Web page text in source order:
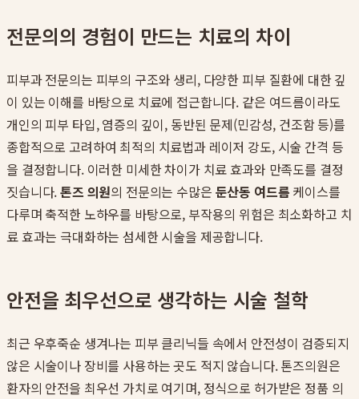
전문의의 경험이 만드는 치료의 차이
피부과 전문의는 피부의 구조와 생리, 다양한 피부 질환에 대한 깊
이 있는 이해를 바탕으로 치료에 접근합니다. 같은 여드름이라도
개인의 피부 타입, 염증의 깊이, 동반된 문제(민감성, 건조함 등)를
종합적으로 고려하여 최적의 치료법과 레이저 강도, 시술 간격 등
을 결정합니다. 이러한 미세한 차이가 치료 효과와 만족도를 결정
짓습니다.톤즈 의원의 전문의는 수많은 둔산동 여드름 케이스를
다루며 축적한 노하우를 바탕으로, 부작용의 위험은 최소화하고 치
료 효과는 극대화하는 섬세한 시술을 제공합니다.
안전을 최우선으로 생각하는 시술 철학
최근 우후죽순 생겨나는 피부 클리닉들 속에서 안전성이 검증되지
않은 시술이나 장비를 사용하는 곳도 적지 않습니다. 톤즈의원은
환자의 안전을 최우선 가치로 여기며, 정식으로 허가받은 정품 의